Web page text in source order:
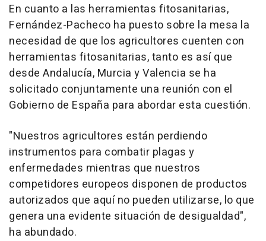
En cuanto a las herramientas fitosanitarias,
Fernández-Pacheco ha puesto sobre la mesa la
necesidad de que los agricultores cuenten con
herramientas fitosanitarias, tanto es así que
desde Andalucía, Murcia y Valencia se ha
solicitado conjuntamente una reunión con el
Gobierno de España para abordar esta cuestión.
"Nuestros agricultores están perdiendo
instrumentos para combatir plagas y
enfermedades mientras que nuestros
competidores europeos disponen de productos
autorizados que aquí no pueden utilizarse, lo que
genera una evidente situación de desigualdad",
ha abundado.